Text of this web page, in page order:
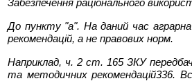
Забезпечення раціонального
До пункту "а". На даний час
рекомендацій, а не правових норм.
Наприклад, ч. 2 ст. 165 ЗКУ
та методичних рекомендацій336.